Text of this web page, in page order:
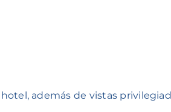
además de vistas